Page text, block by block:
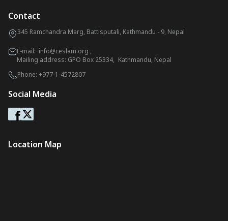
Contact
345 Ramchandra Marg, Battisputali, Kathmandu - 9, Nepal
E-mail: info@ceslam.org ,
Mailing address: GPO Box 25334, Kathmandu, Nepal
Phone: +977-1-4572807
Social Media
Location Map